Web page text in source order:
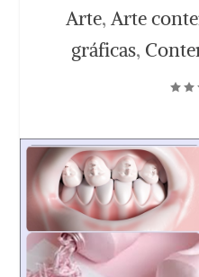
Arte, Arte
gráficas,